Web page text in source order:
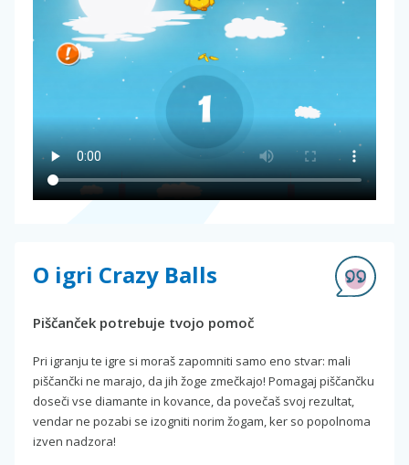
O igri Crazy Balls
Piščanček potrebuje tvojo pomoč
Pri igranju te igre si moraš zapomniti samo eno stvar: mali
piščančki ne marajo, da jih žoge zmečkajo! Pomagaj piščančku
doseči vse diamante in kovance, da povečaš svoj rezultat,
vendar ne pozabi se izogniti norim žogam, ker so popolnoma
izven nadzora!